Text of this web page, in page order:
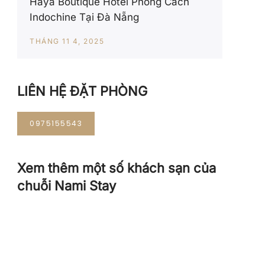
Indochine Tại Đà Nẵng
THÁNG 11 4, 2025
LIÊN HỆ ĐẶT PHÒNG
0975155543
Xem thêm một số khách sạn của
chuỗi Nami Stay